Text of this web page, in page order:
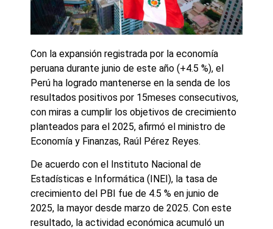
Con la expansión registrada por la economía
peruana durante junio de este año (+4.5 %), el
Perú ha logrado mantenerse en la senda de los
resultados positivos por 15meses consecutivos,
con miras a cumplir los objetivos de crecimiento
planteados para el 2025, afirmó el ministro de
Economía y Finanzas, Raúl Pérez Reyes.
De acuerdo con el Instituto Nacional de
Estadísticas e Informática (INEI), la tasa de
crecimiento del PBI fue de 4.5 % en junio de
2025, la mayor desde marzo de 2025. Con este
resultado, la actividad económica acumuló un